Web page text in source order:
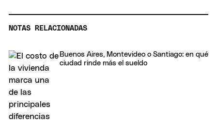
NOTAS RELACIONADAS
Buenos Aires, Montevideo o Santiago: en qué
ciudad rinde más el sueldo